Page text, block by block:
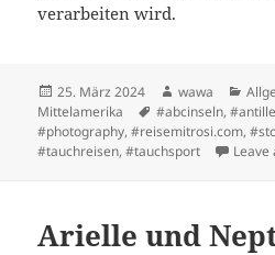
verarbeiten wird.
Posted
on
25. März 2024 Author
wawa
Mittelamerika
Tags
#abcinseln,
#photography,#reisemitrosi.com,
#tauchreisen,#tauchsport Leave
Arielle und